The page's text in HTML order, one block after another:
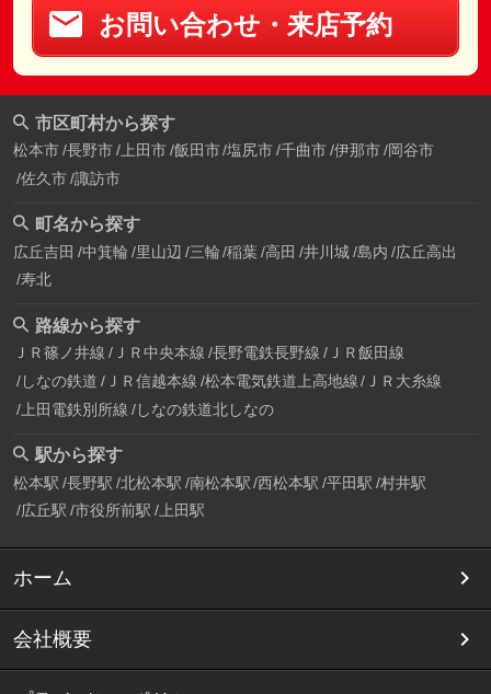
お問い合わせ・来店予約
市区町村から探す
松本市 長野市 上田市 飯田市 塩尻市 千曲市 伊那市 岡谷市
佐久市 諏訪市
町名から探す
広丘吉田 中箕輪 里山辺 三輪 稲葉 高田 井川城 島内 広丘高出
寿北
路線から探す
ＪＲ篠ノ井線 ＪＲ中央本線 長野電鉄長野線 ＪＲ飯田線
しなの鉄道 ＪＲ信越本線 松本電気鉄道上高地線
ＪＲ大糸線
上田電鉄別所線 しなの鉄道北しなの
駅から探す
松本駅 長野駅 北松本駅 南松本駅 西松本駅 平田駅 村井駅
広丘駅 市役所前駅 上田駅
ホーム
会社概要